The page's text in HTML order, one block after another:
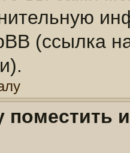
(ссылка
поместить